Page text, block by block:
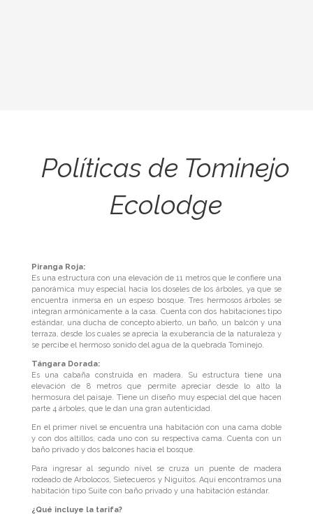
Políticas de Tominejo
Ecolodge
Piranga Roja:
Es una estructura con una elevación de 11 metros que le confiere una
panorámica muy especial hacia los doseles de los árboles, ya que se
encuentra inmersa en un espeso bosque. Tres hermosos árboles se
integran armónicamente a la casa. Cuenta con dos habitaciones tipo
estándar, una ducha de concepto abierto, un baño, un balcón y una
terraza, desde los cuales se aprecia la exuberancia de la naturaleza y
se percibe el hermoso sonido del agua de la quebrada Tominejo.
Tángara Dorada:
Es una cabaña construida en madera. Su estructura tiene una
elevación de 8 metros que permite apreciar desde lo alto la
hermosura del paisaje. Tiene un diseño muy especial del que hacen
parte 4 árboles, que le dan una gran autenticidad.
En el primer nivel se encuentra una habitación con una cama doble
y con dos altillos, cada uno con su respectiva cama. Cuenta con un
baño privado y dos balcones hacia el bosque.
Para ingresar al segundo nivel se cruza un puente de madera
rodeado de Arbolocos, Sietecueros y Niguitos. Aquí encontramos una
habitación tipo Suite con baño privado y una habitación estándar.
¿Qué incluye la tarifa?